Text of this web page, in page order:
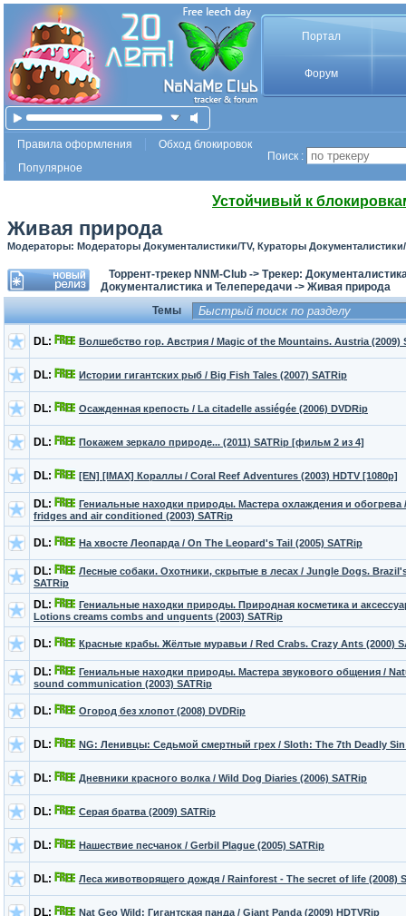
Портал
Форум
Правила оформления
Обход блокировок
Популярное
Поиск :
Устойчивый к
Живая природа
Модераторы: Модераторы Документалистики/TV, Кураторы
Торрент-трекер NNM-Club -> Трекер:
Документалистика и Телепередачи -> Живая природа
Темы
DL: Волшебство гор. Австрия / Magic of the Mountains. Austria (2009)
DL: Истории гигантских рыб / Big Fish Tales (2007) SATRip
DL: Осажденная крепость / La citadelle assiégée (2006) DVDRip
DL: Покажем зеркало природе... (2011) SATRip [фильм 2 из 4]
DL: [EN] [IMAX] Кораллы / Coral Reef Adventures (2003) HDTV [1080p]
DL:
Гениальные находки природы. Мастера охлаждения и обогрева
fridges and air conditioned (2003) SATRip
DL: На хвосте Леопарда / On The Leopard's Tail (2005) SATRip
DL:
Лесные собаки. Охотники, скрытые в лесах / Jungle Dogs.
SATRip
DL:
Гениальные находки природы. Природная косметика и
Lotions creams combs and unguents (2003) SATRip
DL: Красные крабы. Жёлтые муравьи / Red Crabs. Crazy Ants (2000)
DL:
Гениальные находки природы. Мастера звукового общения /
sound communication (2003) SATRip
DL: Огород без хлопот (2008) DVDRip
DL: NG: Ленивцы: Седьмой смертный грех / Sloth: The 7th Deadly Sin
DL: Дневники красного волка / Wild Dog Diaries (2006) SATRip
DL: Серая братва (2009) SATRip
DL: Нашествие песчанок / Gerbil Plague (2005) SATRip
DL: Леса животворящего дождя / Rainforest - The secret of life (2008)
DL: Nat Geo Wild: Гигантская панда / Giant Panda (2009) HDTVRip